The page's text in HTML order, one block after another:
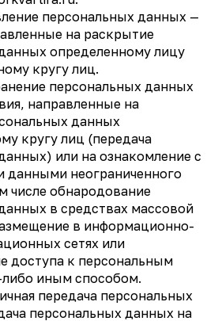
персональных данных —
на раскрытие
определенному лицу
кругу лиц.
персональных данных
направленные на
данных
кругу лиц (передача
или на ознакомление с
данными неограниченного
числе обнародование
в средствах массовой
в информационно-
сетях или
доступа к персональным
иным способом.
передача персональных
персональных данных на